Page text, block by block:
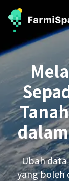
Ubah
yang boleh